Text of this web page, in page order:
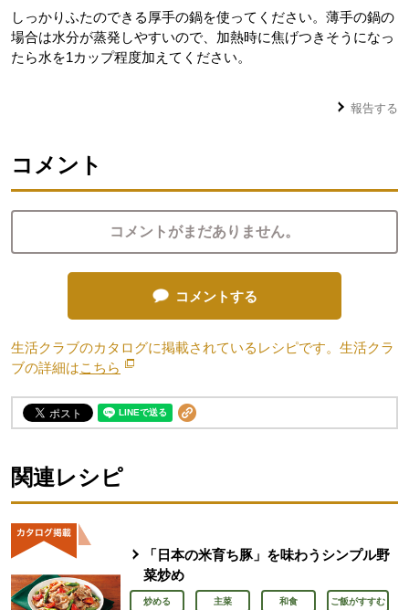
しっかりふたのできる厚手の鍋を使ってください。薄手の鍋の
場合は水分が蒸発しやすいので、加熱時に焦げつきそうになっ
たら水を1カップ程度加えてください。
報告する
コメント
コメントがまだありません。
コメントする
生活クラブのカタログに掲載されているレシピです。生活クラ
ブの詳細はこちら 別のウィンドウで開きます。
関連レシピ
「日本の米育ち豚」を味わうシンプル野
菜炒め
炒める 主菜 和食 ご飯がすすむ